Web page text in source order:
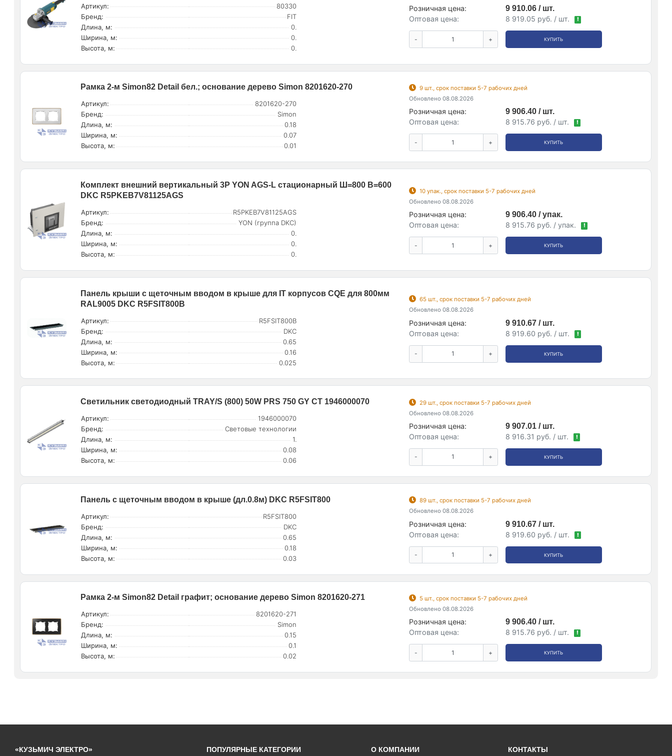
Артикул:
80330
Бренд:
FIT
Длина, м:
0.
Ширина, м:
0.
Высота, м:
0.
Розничная цена:
9 910.06 / шт.
Оптовая цена:
8 919.05 руб. / шт. !
- + КУПИТЬ
Рамка 2-м Simon82 Detail бел.; основание дерево Simon 8201620-270
Артикул:
8201620-270
Бренд:
Simon
Длина, м:
0.18
Ширина, м:
0.07
Высота, м:
0.01
9 шт., срок поставки 5-7 рабочих дней
Обновлено 08.08.2026
Розничная цена:
9 906.40 / шт.
Оптовая цена:
8 915.76 руб. / шт. !
- + КУПИТЬ
Комплект внешний вертикальный 3P YON AGS-L стационарный Ш=800 В=600
DKC R5PKEB7V81125AGS
Артикул:
R5PKEB7V81125AGS
Бренд:
YON (группа DKC)
Длина, м:
0.
Ширина, м:
0.
Высота, м:
0.
10 упак., срок поставки 5-7 рабочих дней
Обновлено 08.08.2026
Розничная цена:
9 906.40 / упак.
Оптовая цена:
8 915.76 руб. / упак. !
- + КУПИТЬ
Панель крыши с щеточным вводом в крыше для IT корпусов CQE для 800мм
RAL9005 DKC R5FSIT800B
Артикул:
R5FSIT800B
Бренд:
DKC
Длина, м:
0.65
Ширина, м:
0.16
Высота, м:
0.025
65 шт., срок поставки 5-7 рабочих дней
Обновлено 08.08.2026
Розничная цена:
9 910.67 / шт.
Оптовая цена:
8 919.60 руб. / шт. !
- + КУПИТЬ
Светильник светодиодный TRAY/S (800) 50W PRS 750 GY СТ 1946000070
Артикул:
1946000070
Бренд:
Световые технологии
Длина, м:
1.
Ширина, м:
0.08
Высота, м:
0.06
29 шт., срок поставки 5-7 рабочих дней
Обновлено 08.08.2026
Розничная цена:
9 907.01 / шт.
Оптовая цена:
8 916.31 руб. / шт. !
- + КУПИТЬ
Панель с щеточным вводом в крыше (дл.0.8м) DKC R5FSIT800
Артикул:
R5FSIT800
Бренд:
DKC
Длина, м:
0.65
Ширина, м:
0.18
Высота, м:
0.03
89 шт., срок поставки 5-7 рабочих дней
Обновлено 08.08.2026
Розничная цена:
9 910.67 / шт.
Оптовая цена:
8 919.60 руб. / шт. !
- + КУПИТЬ
Рамка 2-м Simon82 Detail графит; основание дерево Simon 8201620-271
Артикул:
8201620-271
Бренд:
Simon
Длина, м:
0.15
Ширина, м:
0.1
Высота, м:
0.02
5 шт., срок поставки 5-7 рабочих дней
Обновлено 08.08.2026
Розничная цена:
9 906.40 / шт.
Оптовая цена:
8 915.76 руб. / шт. !
- + КУПИТЬ
«КУЗЬМИЧ ЭЛЕКТРО» ПОПУЛЯРНЫЕ КАТЕГОРИИ О КОМПАНИИ КОНТАКТЫ